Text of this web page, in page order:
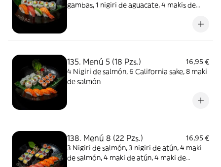
gambas, 1 nigiri de aguacate, 4 makis de
135. Menú 5 (18 Pzs.)
16,95 €
4 Nigiri de salmón, 6 California sake, 8 maki
de salmón
138. Menú 8 (22 Pzs.)
16,95 €
3 Nigiri de salmón, 3 nigiri de atún, 4 maki
de salmón, 4 maki de atún, 4 maki de